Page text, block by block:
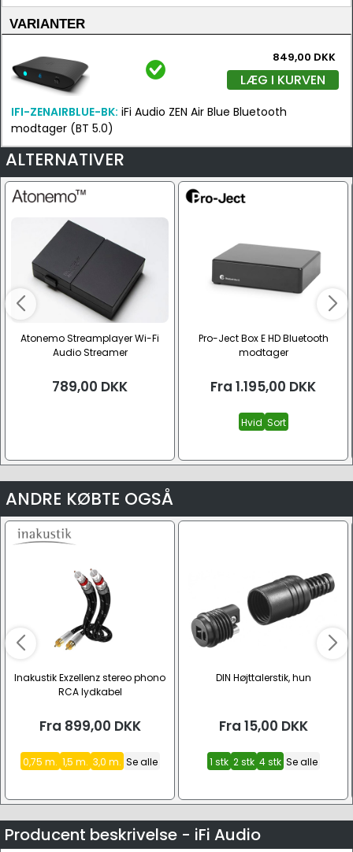
VARIANTER
849,00 DKK
LÆG I KURVEN
IFI-ZENAIRBLUE-BK: iFi Audio ZEN Air Blue Bluetooth
modtager (BT 5.0)
ALTERNATIVER
Atonemo Streamplayer Wi-Fi
Audio Streamer
789,00 DKK
Pro-Ject Box E HD Bluetooth
modtager
Fra 1.195,00 DKK
Hvid Sort
ANDRE KØBTE OGSÅ
Inakustik Exzellenz stereo phono
RCA lydkabel
Fra 899,00 DKK
0,75 m. 1,5 m. 3,0 m. Se alle
DIN Højttalerstik, hun
Fra 15,00 DKK
1 stk 2 stk 4 stk Se alle
Producent beskrivelse - iFi Audio